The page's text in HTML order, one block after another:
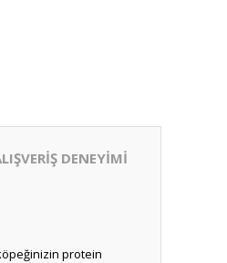
DENEYİMİ
protein